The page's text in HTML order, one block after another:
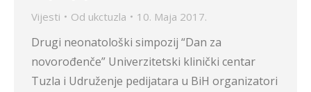
Vijesti Od ukctuzla 10. Maja 2017.
Drugi neonatološki simpozij “Dan za
novorođenče” Univerzitetski klinički centar
Tuzla i Udruženje pedijatara u BiH organizatori